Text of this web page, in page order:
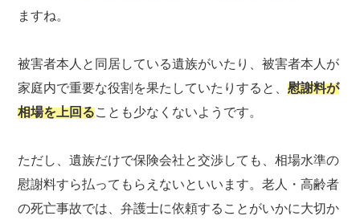
ますね。
被害者本人と同居している遺族がいたり、被害者本人が
家庭内で重要な役割を果たしていたりすると、慰謝料が
相場を上回ることも少なくないようです。
ただし、遺族だけで保険会社と交渉しても、相場水準の
慰謝料すら払ってもらえないといいます。老人・高齢者
の死亡事故では、弁護士に依頼することがいかに大切か